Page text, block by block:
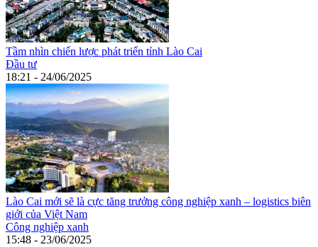
Tầm nhìn chiến lược phát triển tỉnh Lào Cai
Đầu tư
18:21 - 24/06/2025
Lào Cai mới sẽ là cực tăng trưởng công nghiệp xanh – logistics biên
giới của Việt Nam
Công nghiệp xanh
15:48 - 23/06/2025